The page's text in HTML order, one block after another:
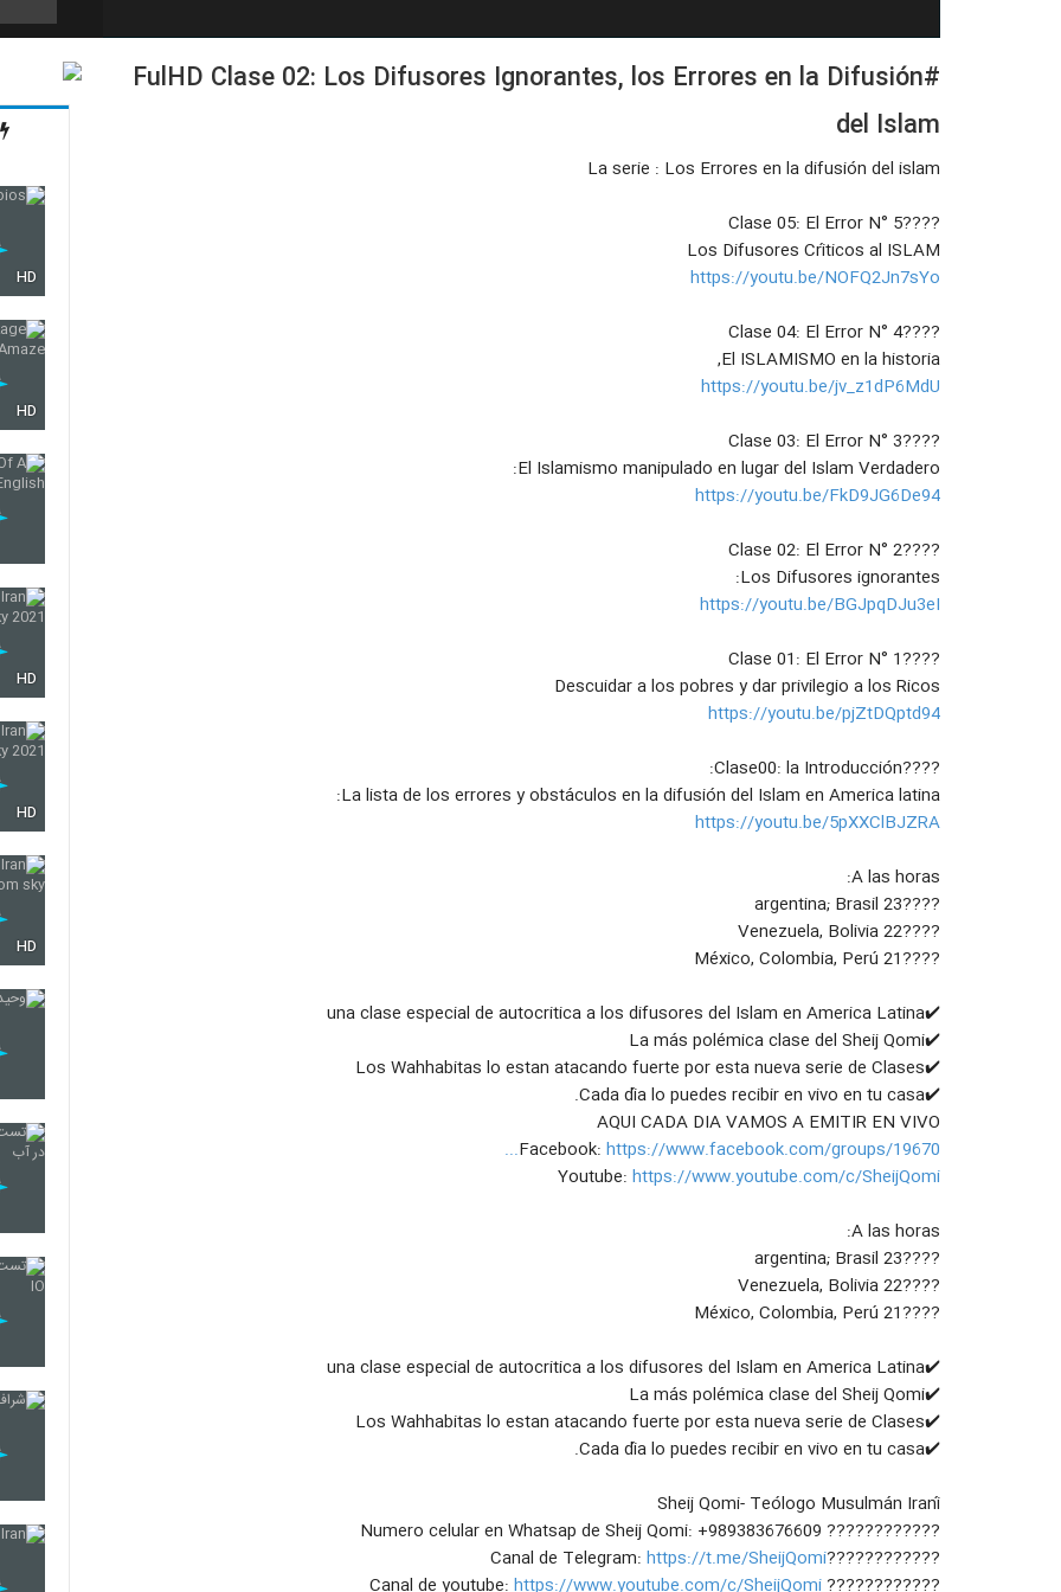
9
#FulHD Clase 02: Los Difusores Ignorantes, los Errores en la Difusión
del Islam
La serie : Los Errores en la difusión del islam
????Clase 05: El Error N° 5
Los Difusores Críticos al ISLAM
https://youtu.be/NOFQ2Jn7sYo
????Clase 04: El Error N° 4
El ISLAMISMO en la historia,
https://youtu.be/jv_z1dP6MdU
????Clase 03: El Error N° 3
El Islamismo manipulado en lugar del Islam Verdadero:
https://youtu.be/FkD9JG6De94
????Clase 02: El Error N° 2
Los Difusores ignorantes:
https://youtu.be/BGJpqDJu3eI
????Clase 01: El Error N° 1
Descuidar a los pobres y dar privilegio a los Ricos
https://youtu.be/pjZtDQptd94
????Clase00: la Introducción:
La lista de los errores y obstáculos en la difusión del Islam en America latina:
https://youtu.be/5pXXClBJZRA
A las horas:
????23 argentina; Brasil
????22 Venezuela, Bolivia
????21 México, Colombia, Perú
✔️una clase especial de autocritica a los difusores del Islam en America Latina
✔️La más polémica clase del Sheij Qomi
✔️Los Wahhabitas lo estan atacando fuerte por esta nueva serie de Clases
✔️Cada día lo puedes recibir en vivo en tu casa.
AQUI CADA DIA VAMOS A EMITIR EN VIVO
Facebook: https://www.facebook.com/groups/19670...
Youtube: https://www.youtube.com/c/SheijQomi
A las horas:
????23 argentina; Brasil
????22 Venezuela, Bolivia
????21 México, Colombia, Perú
✔️una clase especial de autocritica a los difusores del Islam en America Latina
✔️La más polémica clase del Sheij Qomi
✔️Los Wahhabitas lo estan atacando fuerte por esta nueva serie de Clases
✔️Cada día lo puedes recibir en vivo en tu casa.
Sheij Qomi- Teólogo Musulmán Iraní
???????????? Numero celular en Whatsap de Sheij Qomi: +989383676609
????????????Canal de Telegram:
https://t.me/SheijQomi
???????????? Canal de youtube:
https://www.youtube.com/c/SheijQomi
HD
HD
HD
HD
HD